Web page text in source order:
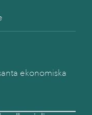
ekonomiska